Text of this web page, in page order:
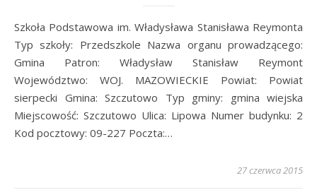
Szkoła Podstawowa im. Władysława Stanisława Reymonta
Typ szkoły: Przedszkole Nazwa organu prowadzącego:
Gmina Patron: Władysław Stanisław Reymont
Województwo: WOJ. MAZOWIECKIE Powiat: Powiat
sierpecki Gmina: Szczutowo Typ gminy: gmina wiejska
Miejscowość: Szczutowo Ulica: Lipowa Numer budynku: 2
Kod pocztowy: 09-227 Poczta:…
27 czerwca 2015